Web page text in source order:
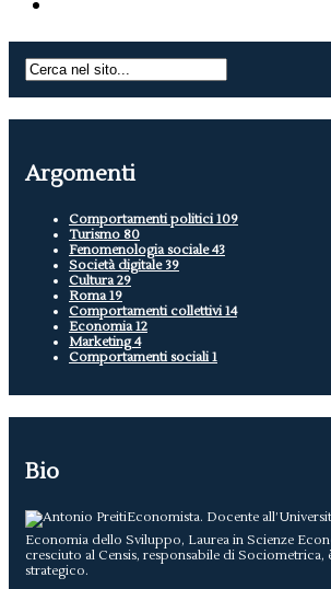
Argomenti
Comportamenti politici109
Turismo 80
Fenomenologia sociale43
Società digitale 39
Cultura29
Roma19
Comportamenti collettivi14
Economia12
Marketing4
Comportamenti sociali1
Bio
Economista. Docente
Economia dello Sviluppo, Laurea in Scienze
cresciuto al Censis, responsabile di Sociometrica,
strategico.